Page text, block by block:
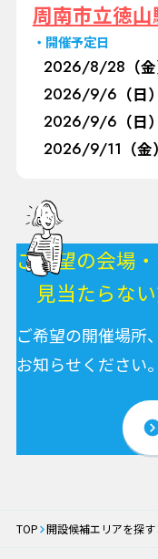
周南市立徳
開催予定日
2026/8/28 （金
2026/9/6 （日）
2026/9/6 （日）
2026/9/11 （金）
ご希望の会場
見当たらな
ご希望の開催場所
お知らせください。
TOP 開設候補エリアを探す